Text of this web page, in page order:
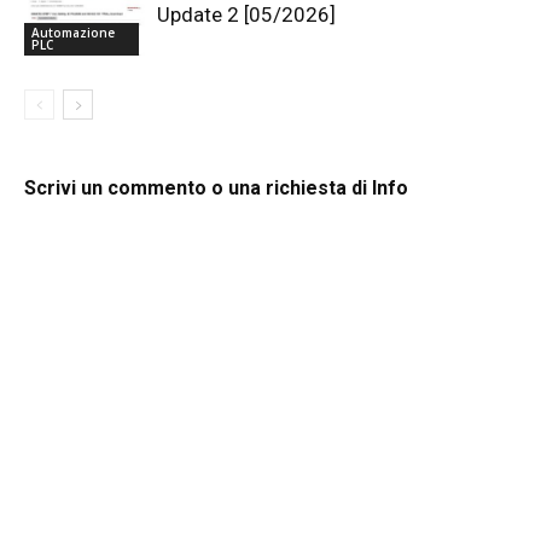
Automazione
PLC
Update 2 [05/2026]
Scrivi un commento o una richiesta di Info